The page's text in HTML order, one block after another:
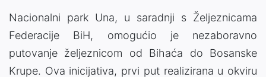
Nacionalni park Una, u saradnji s Željeznicama
Federacije BiH, omogućio je nezaboravno
putovanje željeznicom od Bihaća do Bosanske
Krupe. Ova inicijativa, prvi put realizirana u okviru